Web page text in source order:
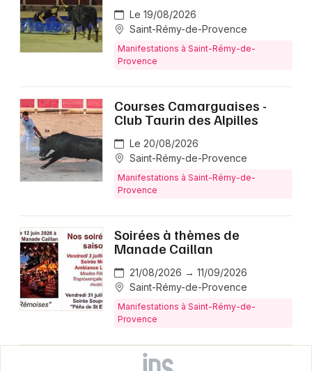
Le 19/08/2026
Saint-Rémy-de-Provence
Manifestations à Saint-Rémy-de-
Provence
Courses Camarguaises -
Club Taurin des Alpilles
Le 20/08/2026
Saint-Rémy-de-Provence
Manifestations à Saint-Rémy-de-
Provence
Soirées à thèmes de
Manade Caillan
21/08/2026 → 11/09/2026
Saint-Rémy-de-Provence
Manifestations à Saint-Rémy-de-
Provence